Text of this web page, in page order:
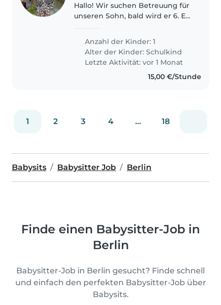
Hallo! Wir suchen Betreuung für
unseren Sohn, bald wird er 6. Es
französisch gesprochen werden.
Anzahl der Kinder: 1
Alter der Kinder:Schulkind
Letzte Aktivität: vor 1 Monat
15,00 €/Stunde
1 2 3 4 ... 18
Babysits Babysitter Job Berlin
Finde einen Babysitter-Job in
Berlin
Babysitter-Job in Berlin gesucht? Finde schnell
und einfach den perfekten Babysitter-Job über
Babysits.